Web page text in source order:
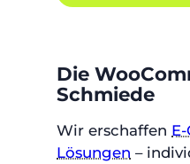
Die
Schmiede
Wir erschaffen
Lösungen –